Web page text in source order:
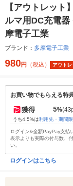
【アウトレット
ルマ用DC充電
摩電子工業
ブランド： 多摩電子工業
980円 （税込） アウトレ
お買い物でもらえる特
獲得 5%
うち4.5%は利用先・期間
ログイン&全額PayPay支払
表示よりも実際の付与数、
い。
ログインはこちら